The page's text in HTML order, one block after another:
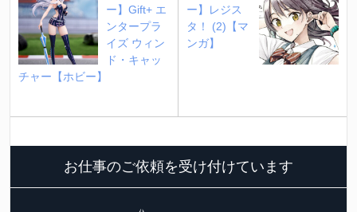
ー】Gift+ エ
ンタープラ
イズ ウィン
ド・キャッ
チャー【ホビー】
ー】レジス
タ！ (2)【マ
ンガ】
お仕事のご依頼を受け付けています